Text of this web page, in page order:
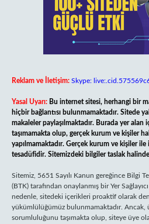
Reklam ve İletişim: Skype:
Yasal Uyarı: Bu internet sitesi, herhangi bir
hiçbir bağlantısı bulunmamaktadır. Sitede
makaleler paylaşılmaktadır. Burada yer alan
taşımamakta olup, gerçek kurum ve kişiler
yapılmamaktadır. Gerçek kurum ve kişiler
tesadüfidir. Sitemizdeki bilgiler taslak
Sitemiz, 5651 Sayılı Kanun gereğince Bilgi
(BTK) tarafından onaylanmış bir Yer
nedenle, sitedeki içerikleri proaktif olarak
yükümlülüğümüz bulunmamaktadır. Ancak,
sorumluluğunu taşımakta olup, siteye üye